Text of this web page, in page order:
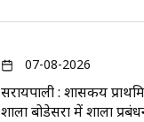
07-08-2026
सरायपाली : शासकीय
शाला बोडेसरा में शाला